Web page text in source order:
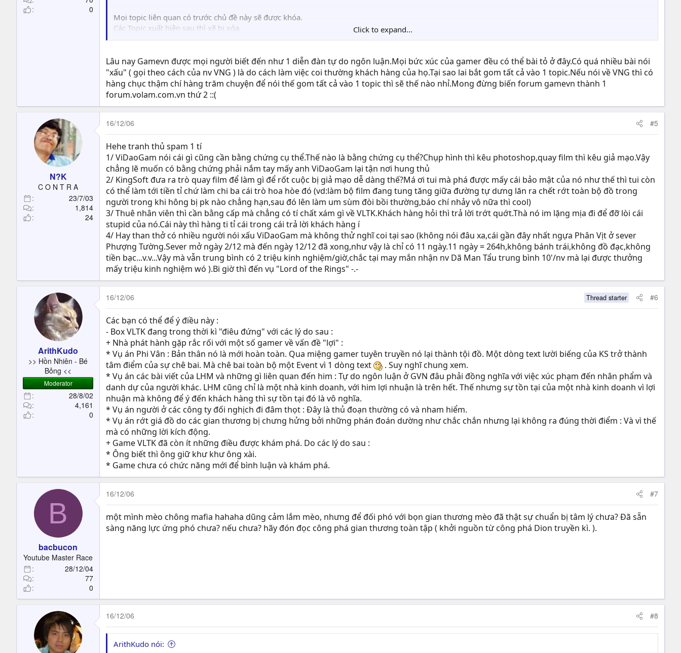
0
Mọi topic liên quan có trước chủ đề này sẽ được khóa.
Các Topic xuất hiện sau thì xẽ bị xóa.
Click to expand...
Lâu nay Gamevn được mọi người biết đến như 1 diễn đàn tự do ngôn luận.Mọi bức xúc của gamer đều có thể bài tỏ ở đây.Có quá nhiều bài nói
"xấu" ( gọi theo cách của nv VNG ) là do cách làm việc coi thường khách hàng của họ.Tại sao lai bắt gom tất cả vào 1 topic.Nếu nói về VNG thì có
hàng chục thậm chí hàng trăm chuyện để nói thế gom tất cả vào 1 topic thì sẽ thế nào nhỉ.Mong đừng biến forum gamevn thành 1
forum.volam.com.vn thứ 2 ::(
N?K
C O N T R A
23/7/03
1,814
24
16/12/06 #5
Hehe tranh thủ spam 1 tí
1/ ViDaoGam nói cái gì cũng cần bằng chứng cụ thể.Thế nào là bằng chứng cụ thể?Chụp hình thì kêu photoshop,quay film thì kêu giả mạo.Vậy
chẳng lẽ muốn có bằng chứng phải nắm tay mấy anh ViDaoGam lại tận nơi hung thủ
2/ KingSoft đưa ra trò quay film để làm gì để rốt cuộc bị giả mạo dễ dàng thế?Má ơi tui mà phá được mấy cái bảo mật của nó như thế thì tui còn
có thể làm tới tiền tỉ chứ làm chi ba cái trò hoa hòe đó (vd:làm bộ film đang tung tăng giữa đường tự dưng lăn ra chết rớt toàn bộ đồ trong
người trong khi hông bị pk nào chẳng hạn,sau đó lên làm um sùm đòi bồi thường,báo chí nhảy vô nữa thì cool)
3/ Thuê nhân viên thì cần bằng cấp mà chẳng có tí chất xám gì về VLTK.Khách hàng hỏi thì trả lời trớt quớt.Thà nó im lặng mịa đi để đỡ lòi cái
stupid của nó.Cái này thì hàng ti tỉ cái trong cái trả lời khách hàng í
4/ Hay than thở có nhiều người nói xấu ViDaoGam mà không thử nghĩ coi tại sao (không nói đâu xa,cái gần đây nhất ngựa Phân Vịt ở sever
Phượng Tường.Sever mở ngày 2/12 mà đến ngày 12/12 đã xong,như vậy là chỉ có 11 ngày.11 ngày = 264h,không bánh trái,không đồ đạc,không
tiền bạc...v.v...Vậy mà vẫn trung bình có 2 triệu kinh nghiệm/giờ,chắc tại may mắn nhận nv Dã Man Tẩu trung bình 10'/nv mà lại được thưởng
mấy triệu kinh nghiệm wó ).Bi giờ thì đến vụ "Lord of the Rings" -.-
ArithKudo
>> Hồn Nhiên - Bé
Bỏng <<
Moderator
28/8/02
4,161
0
16/12/06 Thread starter #6
Các bạn có thể để ý điều này :
- Box VLTK đang trong thời kì "điêu đứng" với các lý do sau :
+ Nhà phát hành gặp rắc rối với một số gamer về vấn đề "lợi" :
* Vụ án Phi Vân : Bản thân nó là mới hoàn toàn. Qua miệng gamer tuyên truyền nó lại thành tội đồ. Một dòng text lười biếng của KS trở thành
tâm điểm của sự chê bai. Mà chê bai toàn bộ một Event vì 1 dòng text
. Suy nghĩ chung xem.
* Vụ án các bài viết của LHM và những gì liên quan đến him : Tự do ngôn luận ở GVN đâu phải đồng nghĩa với việc xúc phạm đến nhân phẩm và
danh dự của người khác. LHM cũng chỉ là một nhà kinh doanh, với him lợi nhuận là trên hết. Thế nhưng sự tồn tại của một nhà kinh doanh vì lợi
nhuận mà không để ý đến khách hàng thì sự tồn tại đó là vô nghĩa.
* Vụ án người ở các công ty đối nghịch đi đâm thọt : Đây là thủ đoạn thường có và nham hiểm.
* Vụ án rớt giá đồ do các gian thương bị chưng hửng bởi những phán đoán dường như chắc chắn nhưng lại không ra đúng thời điểm : Và vì thế
mà có những lời kích động.
+ Game VLTK đã còn ít những điều được khám phá. Do các lý do sau :
* Ông biết thì ông giữ khư khư ông xài.
* Game chưa có chức năng mới để bình luận và khám phá.
B
bacbucon
Youtube Master Race
28/12/04
77
0
16/12/06 #7
một mình mèo chông mafia hahaha dũng cảm lắm mèo, nhưng để đối phó với bọn gian thương mèo đã thật sự chuẩn bị tâm lý chưa? Đã sẵn
sàng năng lực ứng phó chưa? nếu chưa? hãy đón đọc công phá gian thương toàn tập ( khởi nguồn từ công phá Dion truyền kì. ).
16/12/06 #8
ArithKudo nói: